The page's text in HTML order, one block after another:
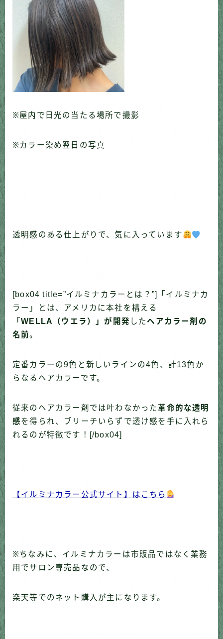
※屋内で日光の当たる場所で撮影
※カラー染め翌日の写真
透明感のある仕上がりで、気に入っています
[box04 title=”イルミナカラーとは？”]「イルミナカ
ラー」とは、アメリカに本社を構える
「WELLA（ウエラ）」が開発 したヘアカラー剤の
名前。
定番カラーの9色と新しいラインの4色、計13色か
らなるヘアカラーです。
従来のヘアカラー剤では叶わなかった革命的な透明
感を得られ、ブリーチいらずで透け感を手に入れら
れるのが特徴です！[/box04]
【イルミナカラー公式サイト】はこちら
※ちなみに、イルミナカラーは市販品ではなく業務
用でサロン専売品なので、
楽天等でのネット購入が主になります。